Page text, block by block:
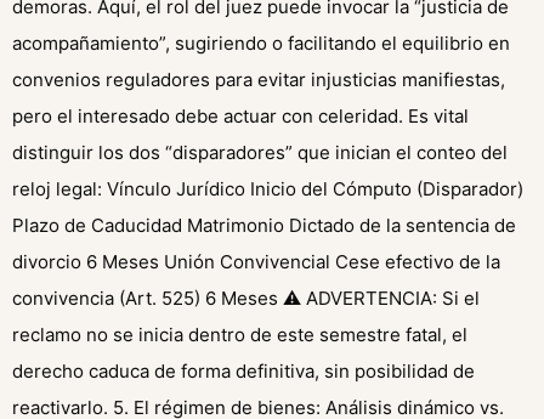
demoras. Aquí, el rol del juez puede invocar la “justicia de
acompañamiento”, sugiriendo o facilitando el equilibrio en
convenios reguladores para evitar injusticias manifiestas,
pero el interesado debe actuar con celeridad. Es vital
distinguir los dos “disparadores” que inician el conteo del
reloj legal: Vínculo Jurídico Inicio del Cómputo (Disparador)
Plazo de Caducidad Matrimonio Dictado de la sentencia de
divorcio 6 Meses Unión Convivencial Cese efectivo de la
convivencia (Art. 525) 6 Meses ⚠️ ADVERTENCIA: Si el
reclamo no se inicia dentro de este semestre fatal, el
derecho caduca de forma definitiva, sin posibilidad de
reactivarlo. 5. El régimen de bienes: Análisis dinámico vs.